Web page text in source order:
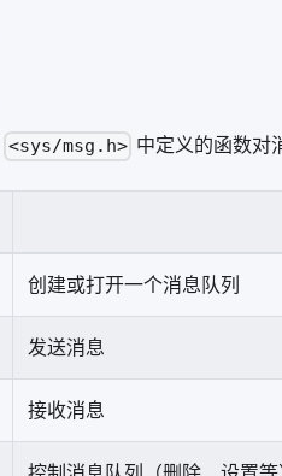
<sys/msg.h> 中定义的函数对
创建或打开一个消息队列
发送消息
接收消息